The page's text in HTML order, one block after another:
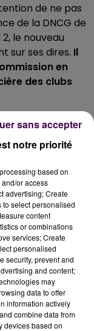
de ne pas
de la DNCG de
le nouveau
sur ses dires. Il
en
des clubs
d'affaires turc
toutes les
au"gendarme
la
.
notre priorité
based on
or access
advertising; Create
select personalised
content
or combinations
services; Create
personalised
security, prevent and
and content;
may
data to offer
information actively
combine data from
devices based on
sans accepter